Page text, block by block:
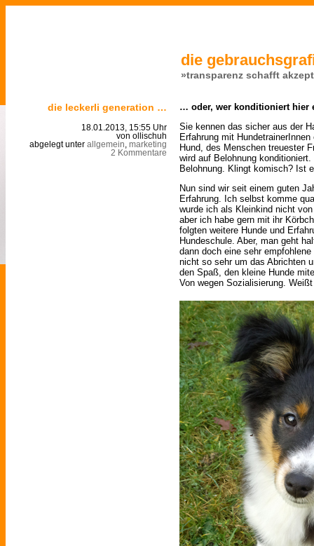
die
»transparenz schafft
die leckerli generation …
18.01.2013, 15:55 Uhr
von ollischuh
abgelegt unter allgemein marketing
2 Kommentare
… oder, wer konditioniert hier
Sie kennen das sicher aus der
Erfahrung mit
Hund, des Menschen treuester
wird auf Belohnung
Belohnung. Klingt komisch? Ist
Nun sind wir seit einem guten
Erfahrung. Ich selbst komme
wurde ich als Kleinkind nicht
aber ich habe gern mit ihr
folgten weitere Hunde und
Hundeschule. Aber, man geht
dann doch eine sehr
nicht so sehr um das Abrichten
den Spaß, den kleine Hunde
Von wegen Sozialisierung.